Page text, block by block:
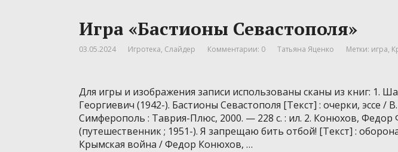
Игра «Бастионы Севастополя»
03.05.2024 Игротека, Слайдер Комментарии: 0 Татьяна Яценко Метки: игра,
Для игры и изображения записи использованы сканы из книг: 1.
Георгиевич (1942-). Бастионы Севастополя [Текст] : очерки, эссе
Симферополь : Таврия-Плюс, 2000. — 228 с. : ил. 2. Конюхов,
(путешественник ; 1951-). Я запрещаю бить отбой! [Текст] :
Крымская война / Федор Конюхов, …